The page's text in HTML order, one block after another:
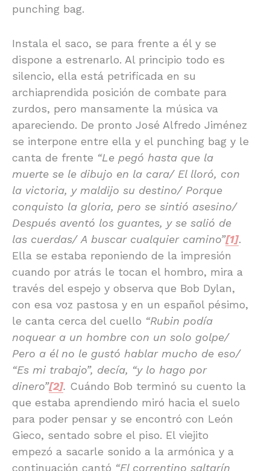
punching bag.
Instala el saco, se para frente a él y se
dispone a estrenarlo. Al principio todo es
silencio, ella está petrificada en su
archiaprendida posición de combate para
zurdos, pero mansamente la música va
apareciendo. De pronto José Alfredo Jiménez
se interpone entre ella y el punching bag y le
canta de frente “Le pegó hasta que la
muerte se le dibujo en la cara/ El lloró, con
la victoria, y maldijo su destino/ Porque
conquisto la gloria, pero se sintió asesino/
Después aventó los guantes, y se salió de
las cuerdas/ A buscar cualquier camino”[1].
Ella se estaba reponiendo de la impresión
cuando por atrás le tocan el hombro, mira a
través del espejo y observa que Bob Dylan,
con esa voz pastosa y en un español pésimo,
le canta cerca del cuello “Rubin podía
noquear a un hombre con un solo golpe/
Pero a él no le gustó hablar mucho de eso/
“Es mi trabajo”, decía, “y lo hago por
dinero”[2]. Cuándo Bob terminó su cuento la
que estaba aprendiendo miró hacia el suelo
para poder pensar y se encontró con León
Gieco, sentado sobre el piso. El viejito
empezó a sacarle sonido a la armónica y a
continuación cantó “El correntino saltarín